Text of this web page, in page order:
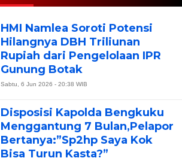
HMI Namlea Soroti Potensi
Hilangnya DBH Triliunan
Rupiah dari Pengelolaan IPR
Gunung Botak
Sabtu, 6 Jun 2026 - 20:38 WIB
Disposisi Kapolda Bengkuku
Menggantung 7 Bulan,Pelapor
Bertanya:”Sp2hp Saya Kok
Bisa Turun Kasta?”